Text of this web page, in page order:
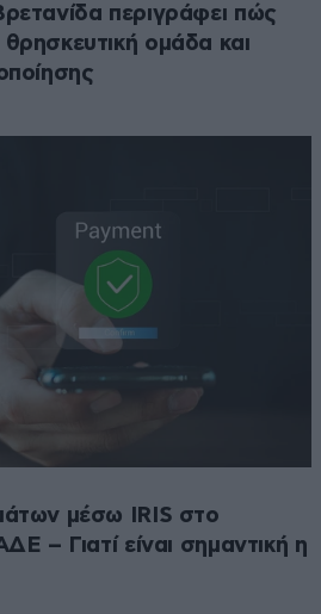
περιγράφει πώς
ομάδα και
μέσω IRIS στο
– Γιατί είναι σημαντική η